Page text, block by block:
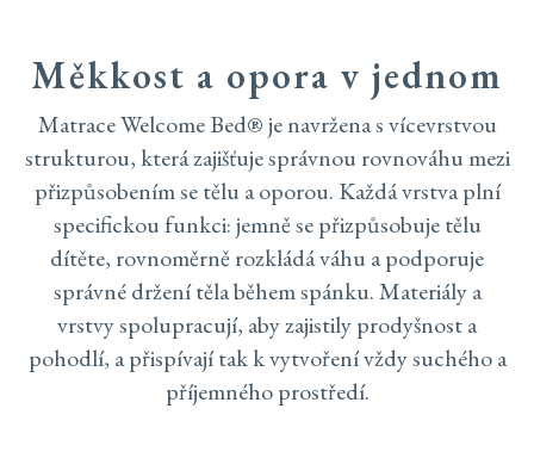
Měkkost a opora v jednom
Matrace Welcome Bed® je navržena s vícevrstvou
strukturou, která zajišťuje správnou rovnováhu mezi
přizpůsobením se tělu a oporou. Každá vrstva plní
specifickou funkci: jemně se přizpůsobuje tělu
dítěte, rovnoměrně rozkládá váhu a podporuje
správné držení těla během spánku. Materiály a
vrstvy spolupracují, aby zajistily prodyšnost a
pohodlí, a přispívají tak k vytvoření vždy suchého a
příjemného prostředí.